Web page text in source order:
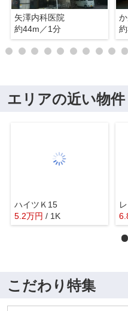
矢澤内科医院
約44m／1分
エリアの近い物件
ハイツＫ15
5.2万円 / 1K
こだわり特集